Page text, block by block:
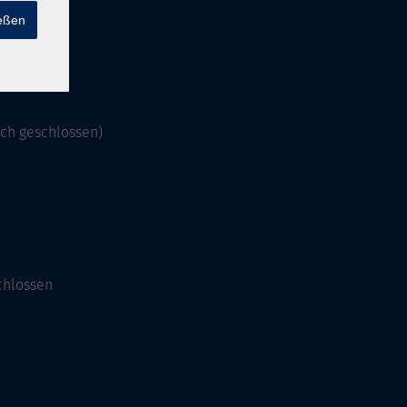
geschlossen)